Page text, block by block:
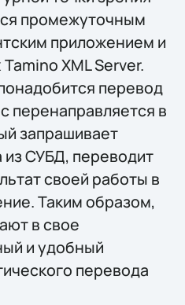
промежуточным
приложением и
XML Server.
перевод
перенаправляется в
запрашивает
СУБД, переводит
своей работы в
Таким образом,
в свое
и удобный
перевода